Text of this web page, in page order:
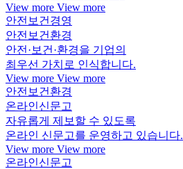
View more View more
안전보건경영
안전보건환경
안전·보건·환경을 기업의
최우선 가치로 인식합니다.
View more View more
안전보건환경
온라인신문고
자유롭게 제보할 수 있도록
온라인 신문고를 운영하고 있습니다.
View more View more
온라인신문고